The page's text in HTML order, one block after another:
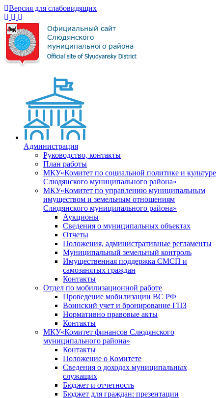
Версия для слабовидящих
Администрация
Руководство, контакты
План работы
МКУ«Комитет по социальной политике и культуре
Слюдянского муниципального района»
МКУ«Комитет по управлению муниципальным
имуществом и земельным отношениям
Слюдянского муниципального района»
Аукционы
Сведения о муниципальных объектах
Отчеты
Положения, административные регламенты
Муниципальный земельный контроль
Имущественная поддержка СМСП и
самозанятых граждан
Контакты
Отдел по мобилизационной работе
Проведение мобилизации ВС РФ
Воинский учет и бронирование ГПЗ
Нормативно правовые акты
Контакты
МКУ«Комитет финансов Слюдянского
муниципального района»
Контакты
Положение о Комитете
Сведения о доходах муниципальных
служащих
Бюджет и отчетность
Бюджет для граждан: презентации